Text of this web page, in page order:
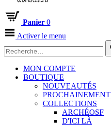
Panier 0
Activer le menu
MON COMPTE
BOUTIQUE
NOUVEAUTÉS
PROCHAINEMENT
COLLECTIONS
ARCHÉOSF
D'ICI LÀ